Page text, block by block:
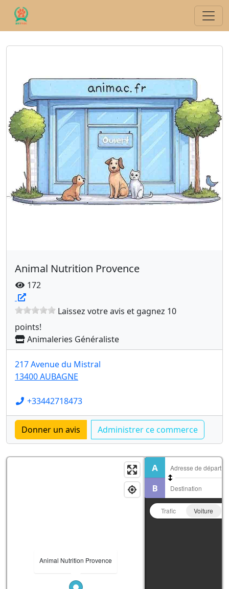
Animal Nutrition Provence
172
Laissez votre avis et gagnez 10
points!
Animaleries Généraliste
217 Avenue du Mistral
13400 AUBAGNE
+33442718473
Animal Nutrition Provence
Trafic Voiture